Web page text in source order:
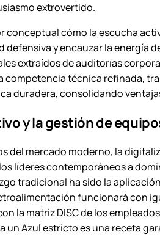
extrovertido.
cómo la escucha
y encauzar la energía
extraídos de auditorías
técnica refinada,
duradera, consolidando
y la gestión de
del mercado moderno, la
líderes contemporáneos a
tradicional ha sido la
funcionará con
la matriz DISC de los
un Azul estricto es una receta